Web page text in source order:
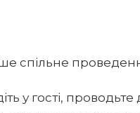
спільне
у гості,